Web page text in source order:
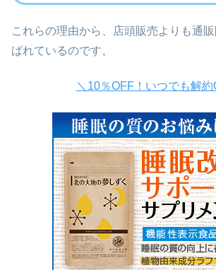
これらの理由から、店頭販売よりも通
ばれているのです。
＼10％OFF！いつでも解約